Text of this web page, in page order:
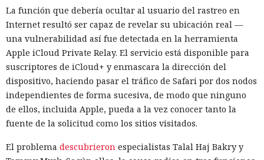
La función que debería ocultar al usuario del rastreo en
Internet resultó ser capaz de revelar su ubicación real —
una vulnerabilidad así fue detectada en la herramienta
Apple iCloud Private Relay. El servicio está disponible para
suscriptores de iCloud+ y enmascara la dirección del
dispositivo, haciendo pasar el tráfico de Safari por dos nodos
independientes de forma sucesiva, de modo que ninguno
de ellos, incluida Apple, pueda a la vez conocer tanto la
fuente de la solicitud como los sitios visitados.
El problema descubrieron especialistas Talal Haj Bakry y
Una prueba de inteligencia
artificial se convirtió en un